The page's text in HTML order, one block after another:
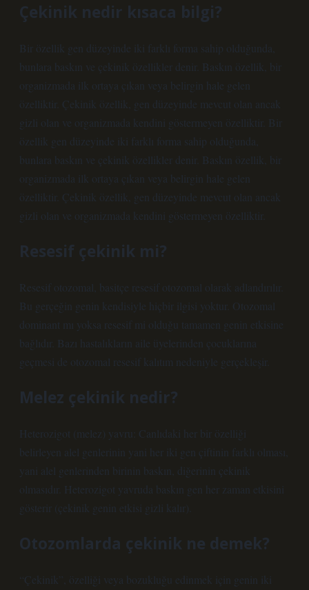
Çekinik nedir kısaca bilgi?
Bir özellik gen düzeyinde iki farklı forma sahip olduğunda,
bunlara baskın ve çekinik özellikler denir. Baskın özellik, bir
organizmada ilk ortaya çıkan veya belirgin hale gelen
özelliktir. Çekinik özellik, gen düzeyinde mevcut olan ancak
gizli olan ve organizmada kendini göstermeyen özelliktir. Bir
özellik gen düzeyinde iki farklı forma sahip olduğunda,
bunlara baskın ve çekinik özellikler denir. Baskın özellik, bir
organizmada ilk ortaya çıkan veya belirgin hale gelen
özelliktir. Çekinik özellik, gen düzeyinde mevcut olan ancak
gizli olan ve organizmada kendini göstermeyen özelliktir.
Resesif çekinik mi?
Resesif otozomal, basitçe resesif otozomal olarak adlandırılır.
Bu gerçeğin genin kendisiyle hiçbir ilgisi yoktur. Otozomal
dominant mı yoksa resesif mi olduğu tamamen genin etkisine
bağlıdır. Bazı hastalıkların aile üyelerinden çocuklarına
geçmesi de otozomal resesif kalıtım nedeniyle gerçekleşir.
Melez çekinik nedir?
Heterozigot (melez) yavru: Canlıdaki her bir özelliği
belirleyen alel genlerinin yani her iki gen çiftinin farklı olması,
yani alel genlerinden birinin baskın, diğerinin çekinik
olmasıdır. Heterozigot yavruda baskın gen her zaman etkisini
gösterir (çekinik genin etkisi gizli kalır).
Otozomlarda çekinik ne demek?
“Çekinik”, özelliği veya bozukluğu edinmek için genin iki